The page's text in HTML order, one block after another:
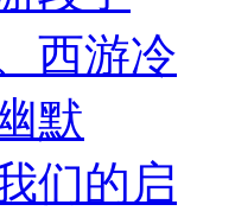
西游冷
默
们的启